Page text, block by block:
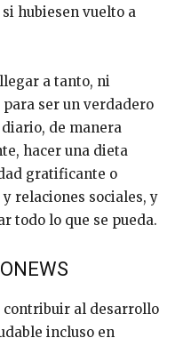
hubiesen vuelto a
a tanto, ni
para ser un verdadero
de manera
hacer una dieta
gratificante o
relaciones sociales, y
todo lo que se pueda.
contribuir al desarrollo
incluso en